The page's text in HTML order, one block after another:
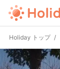
Holiday トップ